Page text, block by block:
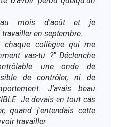
mois d'août et je
en septembre.
chaque collègue qui me
vas-tu ?" Déclenche
une onde de
de contrôler, ni de
J'avais beau
Je devais en tout cas
quand j'entendais cette
travailler...